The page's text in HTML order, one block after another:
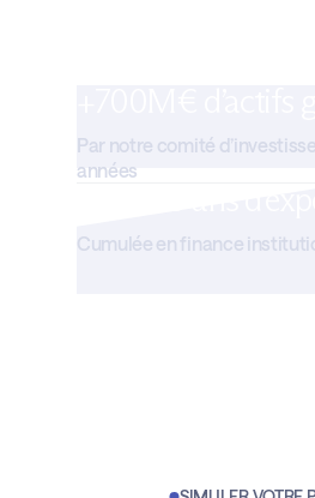
Par notre comité
années
Cumulée en finance